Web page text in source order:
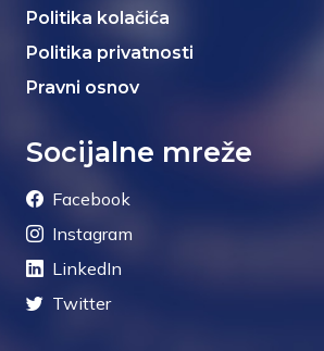
Politika kolačića
Politika privatnosti
Pravni osnov
Socijalne mreže
Facebook
Instagram
LinkedIn
Twitter